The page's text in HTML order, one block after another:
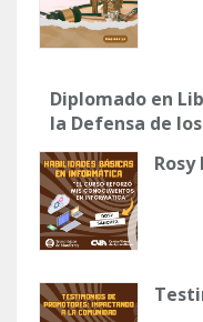
Diplomado en
la Defensa de